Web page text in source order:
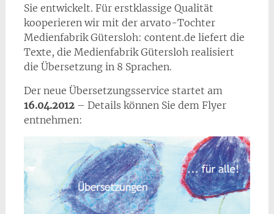
Sie entwickelt. Für erstklassige Qualität
kooperieren wir mit der arvato-Tochter
Medienfabrik Gütersloh: content.de liefert die
Texte, die Medienfabrik Gütersloh realisiert
die Übersetzung in 8 Sprachen.
Der neue Übersetzungsservice startet am
16.04.2012– Details können Sie dem Flyer
entnehmen: